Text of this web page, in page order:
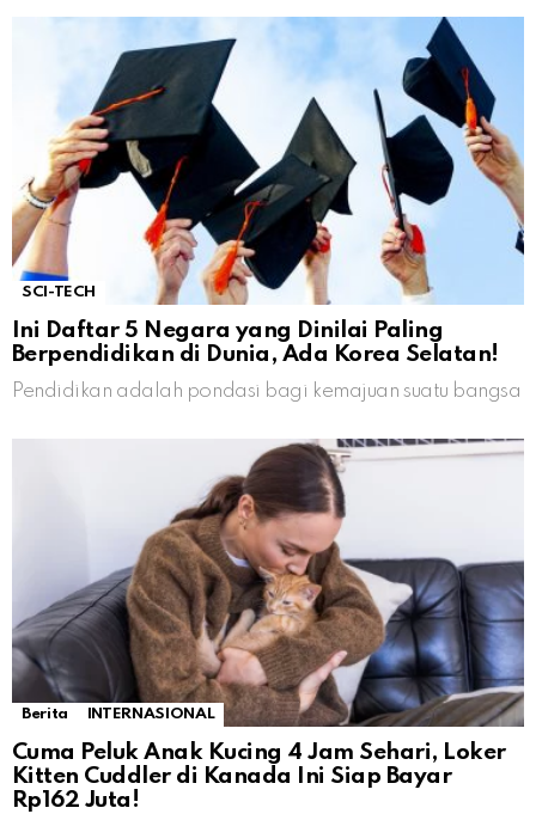
SCI-TECH
Ini Daftar 5 Negara yang Dinilai Paling
Berpendidikan di Dunia, Ada Korea Selatan!
Pendidikan adalah pondasi bagi kemajuan suatu bangsa
Berita INTERNASIONAL
Cuma Peluk Anak Kucing 4 Jam Sehari, Loker
Kitten Cuddler di Kanada Ini Siap Bayar
Rp162 Juta!